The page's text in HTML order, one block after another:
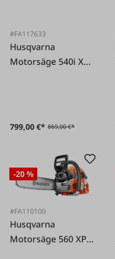
#FA117633
Husqvarna
Motorsäge 540i XP
799,00 €* 869,00 €*
-20 %
#FA110100
Husqvarna
Motorsäge 560 XPG